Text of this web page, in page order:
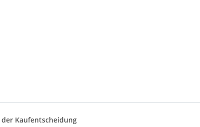
Kaufentscheidung